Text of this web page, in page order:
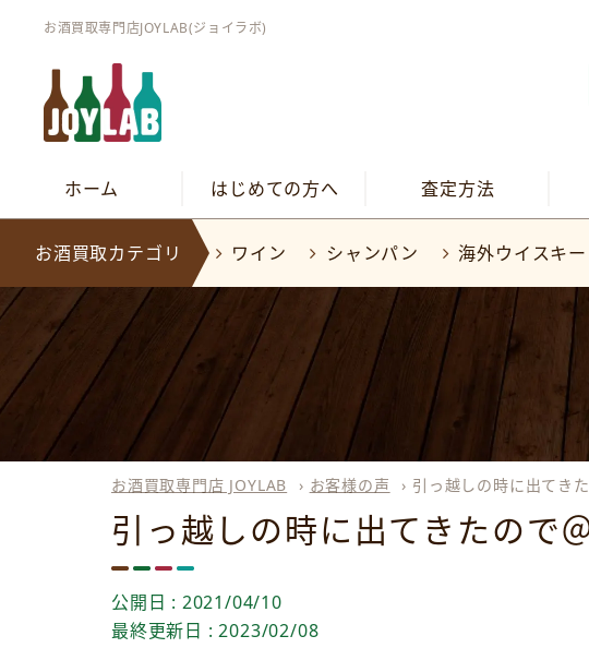
お酒買取専門店JOYLAB(ジョイラボ)
ホーム はじめての方へ 査定方法
お酒買取カテゴリ ワイン シャンパン 海外ウイスキー
お酒買取専門店 JOYLAB › お客様の声 › 引っ越しの時に出てき
引っ越しの時に出てきたので
公開日 : 2021/04/10
最終更新日 : 2023/02/08